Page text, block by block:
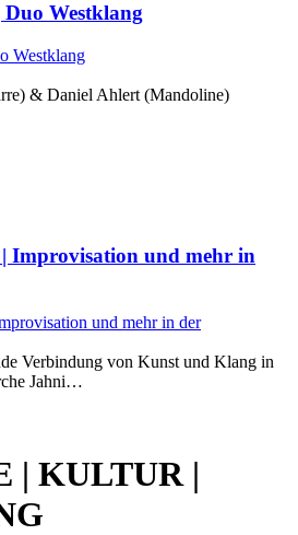
Westklang
& Daniel Ahlert (Mandoline)
und mehr in
Verbindung von Kunst und Klang in
Jahni…
| KULTUR |